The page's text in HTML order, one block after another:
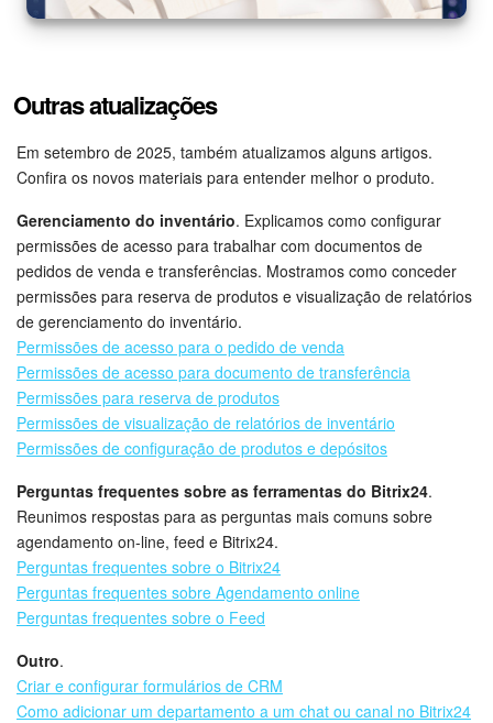
Outras atualizações
Em setembro de 2025, também atualizamos alguns artigos.
Confira os novos materiais para entender melhor o produto.
Gerenciamento do inventário. Explicamos como configurar
permissões de acesso para trabalhar com documentos de
pedidos de venda e transferências. Mostramos como conceder
permissões para reserva de produtos e visualização de relatórios
de gerenciamento do inventário.
Permissões de acesso para o pedido de venda
Permissões de acesso para documento de transferência
Permissões para reserva de produtos
Permissões de visualização de relatórios de inventário
Permissões de configuração de produtos e depósitos
Perguntas frequentes sobre as ferramentas do Bitrix24.
Reunimos respostas para as perguntas mais comuns sobre
agendamento on-line, feed e Bitrix24.
Perguntas frequentes sobre o Bitrix24
Perguntas frequentes sobre Agendamento online
Perguntas frequentes sobre o Feed
Outro.
Criar e configurar formulários de CRM
Como adicionar um departamento a um chat ou canal no Bitrix24